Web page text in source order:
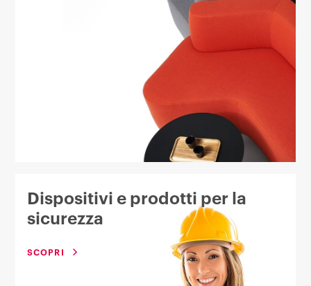
Dispositivi e prodotti per la
sicurezza
SCOPRI